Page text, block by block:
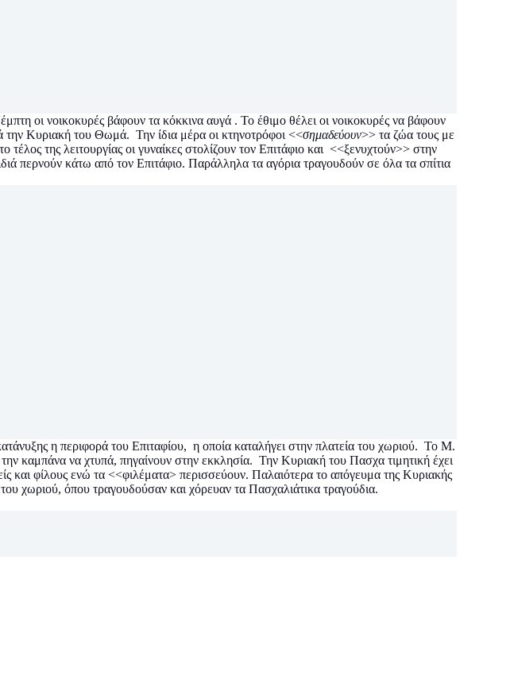
οι νοικοκυρές βάφουν τα κόκκινα αυγά . Το έθιμο θέλει οι νοικοκυρές να βάφουν
Κυριακή του Θωμά. Την ίδια μέρα οι κτηνοτρόφοι <<σημαδεύουν>> τα ζώα τους με
τέλος της λειτουργίας οι γυναίκες στολίζουν τον Επιτάφιο και <<ξενυχτούν>> στην
περνούν κάτω από τον Επιτάφιο. Παράλληλα τα αγόρια τραγουδούν σε όλα τα σπίτια
η περιφορά του Επιταφίου, η οποία καταλήγει στην πλατεία του χωριού. Το Μ.
καμπάνα να χτυπά, πηγαίνουν στην εκκλησία. Την Κυριακή του Πασχα τιμητική έχει
και φίλους ενώ τα <<φιλέματα> περισσεύουν. Παλαιότερα το απόγευμα της Κυριακής
χωριού, όπου τραγουδούσαν και χόρευαν τα Πασχαλιάτικα τραγούδια.